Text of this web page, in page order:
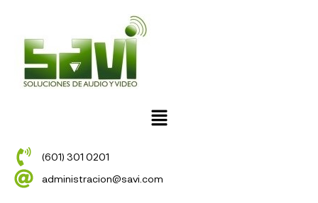
(601) 301 0201
administracion@savi.com